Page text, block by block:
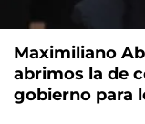
Maximiliano
abrimos la de
gobierno para